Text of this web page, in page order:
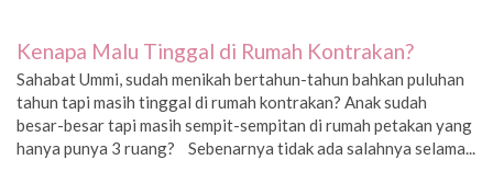
Kenapa Malu Tinggal di Rumah Kontrakan?
Sahabat Ummi, sudah menikah bertahun-tahun bahkan puluhan
tahun tapi masih tinggal di rumah kontrakan? Anak sudah
besar-besar tapi masih sempit-sempitan di rumah petakan yang
hanya punya 3 ruang? Sebenarnya tidak ada salahnya selama...